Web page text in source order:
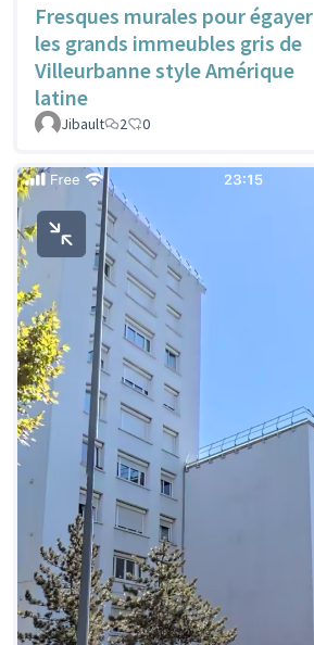
Fresques murales pour égayer
les grands immeubles gris de
Villeurbanne style Amérique
latine
Jibault 2 0